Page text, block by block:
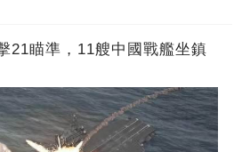
21瞄準，11艘中國戰艦坐鎮